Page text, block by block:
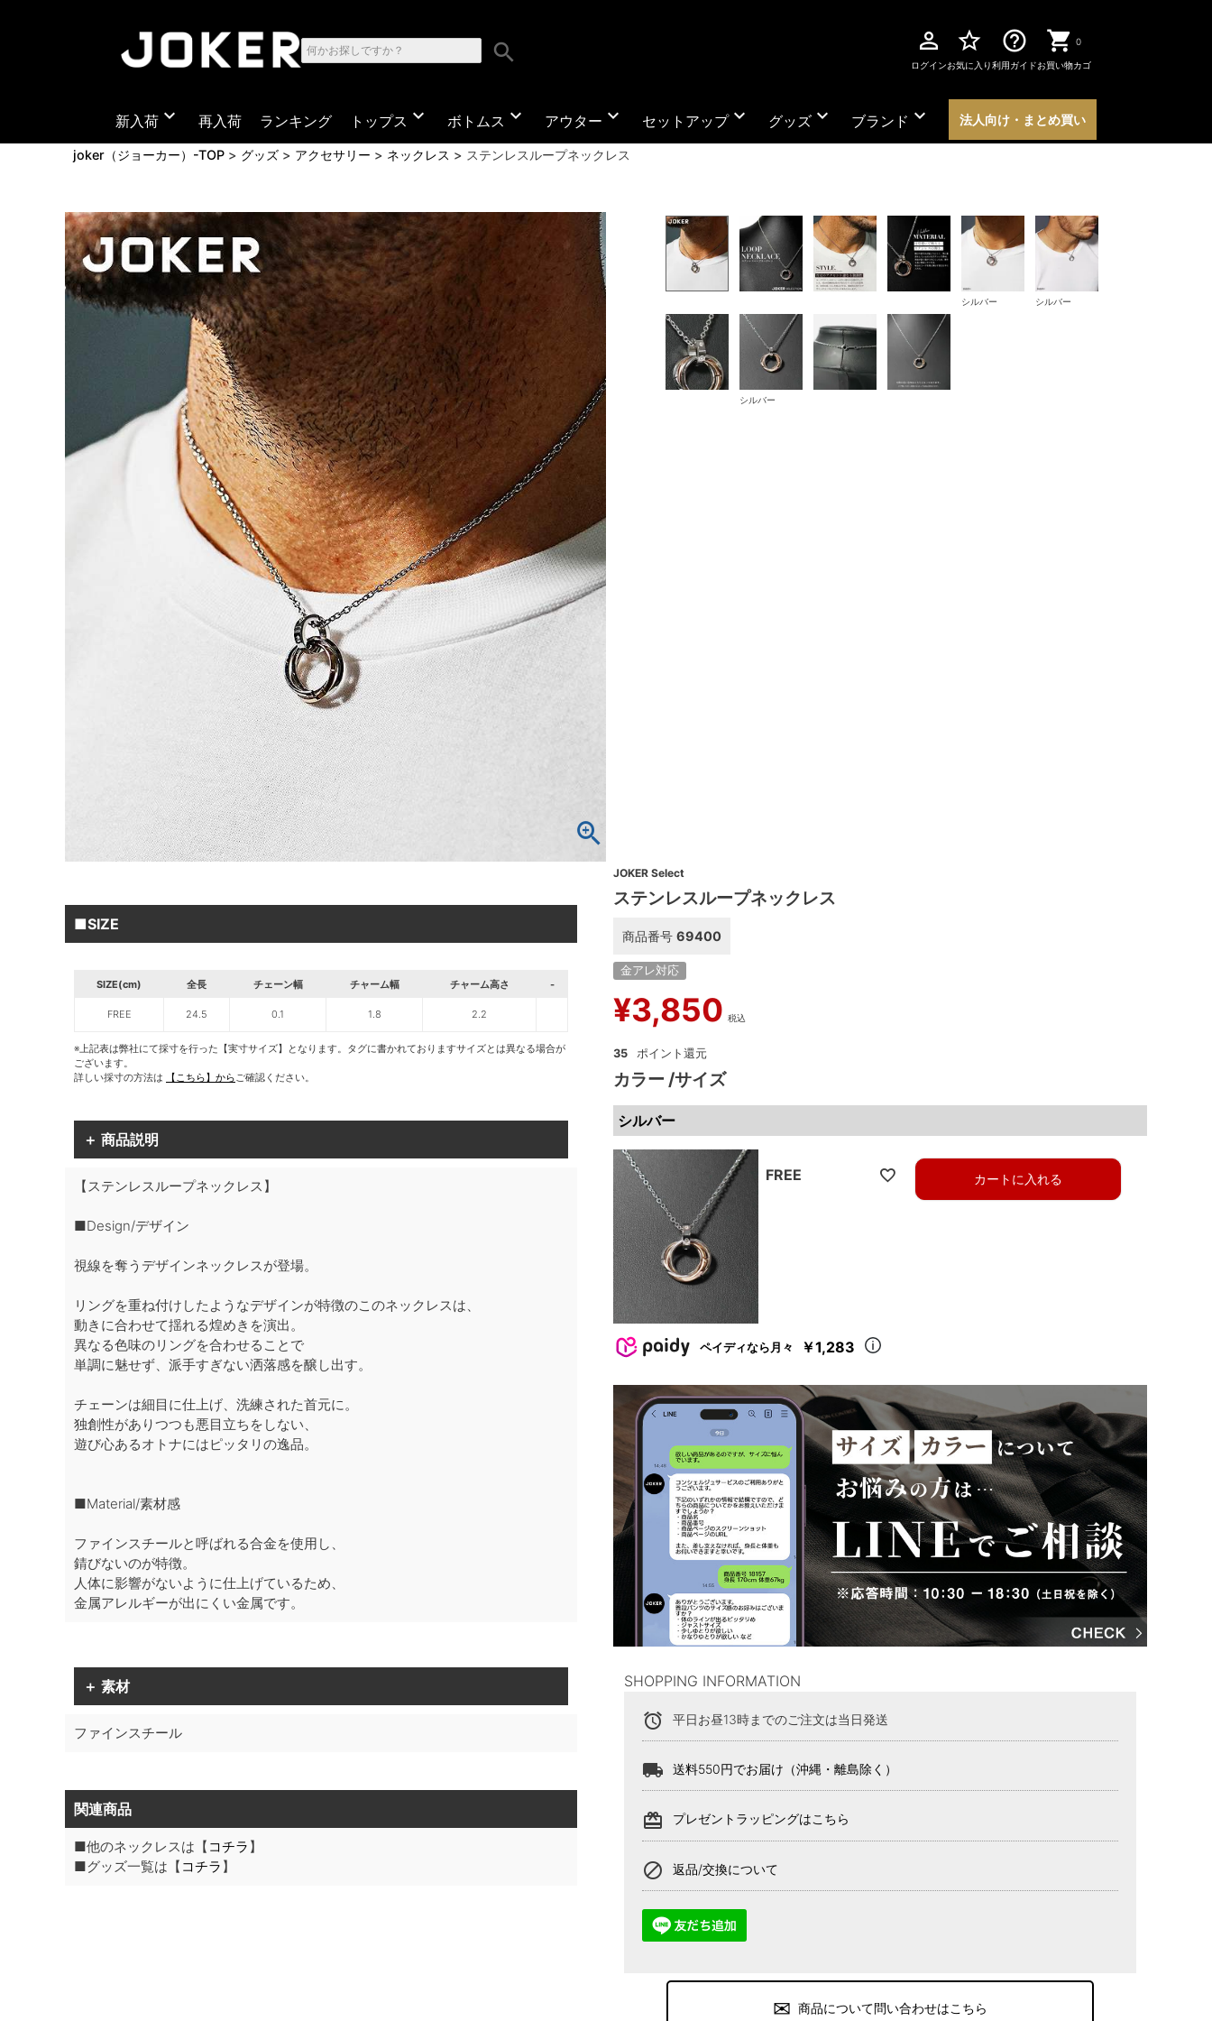
search perm_identity
ログイン
star_border
お気に入り
help_outline
利用ガイド
0
お買い物カゴ
新入荷 expand_more 再入荷 ランキング トップス expand_more ボトムス expand_more アウター expand_more セットアップexpand_more グッズ expand_more ブランド expand_more 法人向け・まとめ買い
joker（ジョーカー）-TOP グッズ アクセサリー ネックレス ステンレスループネックレス
シルバー シルバー
シルバー
■SIZE
SIZE(cm) 全長 チェーン幅 チャーム幅 チャーム高さ -
FREE 24.5 0.1 1.8 2.2
※上記表は弊社にて採寸を行った【実寸サイズ】となります。タグに書かれておりますサイズとは異なる場合が
ございます。
詳しい採寸の方法は
【こちら】からご確認ください。
＋ 商品説明
【ステンレスループネックレス】
■Design/デザイン
視線を奪うデザインネックレスが登場。
リングを重ね付けしたようなデザインが特徴のこのネックレスは、
動きに合わせて揺れる煌めきを演出。
異なる色味のリングを合わせることで
単調に魅せず、派手すぎない洒落感を醸し出す。
チェーンは細目に仕上げ、洗練された首元に。
独創性がありつつも悪目立ちをしない、
遊び心あるオトナにはピッタリの逸品。
■Material/素材感
ファインスチールと呼ばれる合金を使用し、
錆びないのが特徴。
人体に影響がないように仕上げているため、
金属アレルギーが出にくい金属です。
＋ 素材
ファインスチール
関連商品
■他のネックレスは【 コチラ 】
■グッズ一覧は【 コチラ 】
JOKER Select
ステンレスループネックレス
商品番号 69400
金アレ対応
¥3,850 税込
35
カラー サイズ
シルバー
FREE カートに入れる
ペイディなら月々 ￥1,283
SHOPPING INFORMATION
alarm 平日お昼13時までのご注文は当日発送
local_shipping 送料550円でお届け（沖縄・離島除く）
card_giftcard プレゼントラッピングはこちら
block 返品/交換について
商品について問い合わせはこちら